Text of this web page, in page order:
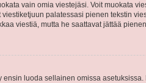
vain omia viestejäsi. Voit muokata
palatessasi pienen tekstin
viestiä, mutta he saattavat jättää
luoda sellainen omissa